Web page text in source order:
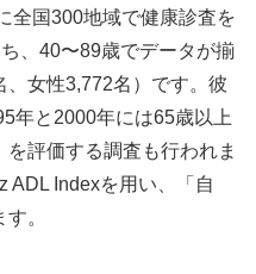
全国300地域で健康診査を
、40〜89歳でデータが揃
、女性3,772名）です。彼
年と2000年には65歳以上
評価する調査も行われま
ADL Indexを用い、「自
。